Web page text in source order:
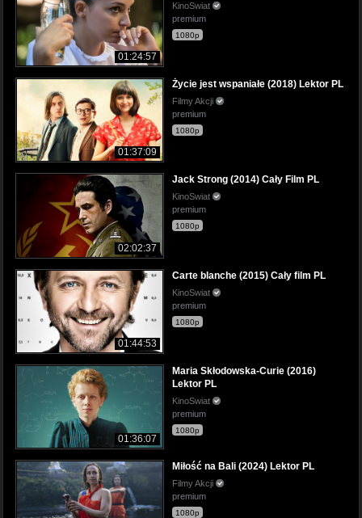
01:24:57
KinoSwiat
premium
1080p
01:37:09
Życie jest wspaniałe (2018) Lektor PL
Filmy Akcji
premium
1080p
02:02:37
Jack Strong (2014) Cały Film PL
KinoSwiat
premium
1080p
01:44:53
Carte blanche (2015) Cały film PL
KinoSwiat
premium
1080p
01:36:07
Maria Skłodowska-Curie (2016)
Lektor PL
KinoSwiat
premium
1080p
Miłość na Bali (2024) Lektor PL
Filmy Akcji
premium
1080p